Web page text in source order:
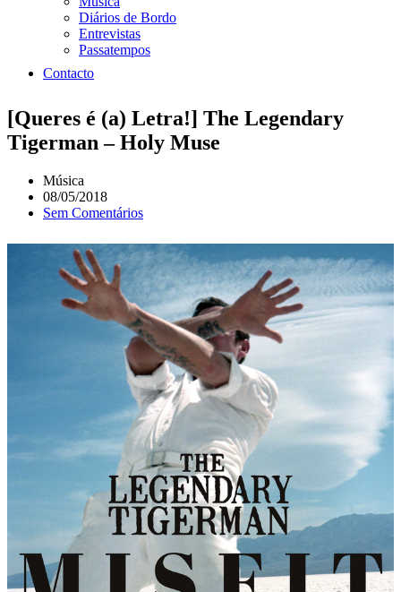
Diários de Bordo
Entrevistas
Passatempos
Contacto
[Queres é (a) Letra!] The Legendary
Tigerman – Holy Muse
Música
08/05/2018
Sem Comentários